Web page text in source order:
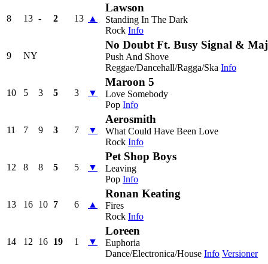
8 13 - 2 13 ▲
Lawson
Standing In The Dark
Rock Info
9 NY
No Doubt Ft. Busy Signal &
Push And Shove
Reggae/Dancehall/Ragga/Ska Info
10 5 3 5 3 ▼
Maroon 5
Love Somebody
Pop Info
11 7 9 3 7 ▼
Aerosmith
What Could Have Been Love
Rock Info
12 8 8 5 5 ▼
Pet Shop Boys
Leaving
Pop Info
13 16 10 7 6 ▲
Ronan Keating
Fires
Rock Info
14 12 16 19 1 ▼
Loreen
Euphoria
Dance/Electronica/House Info Versioner